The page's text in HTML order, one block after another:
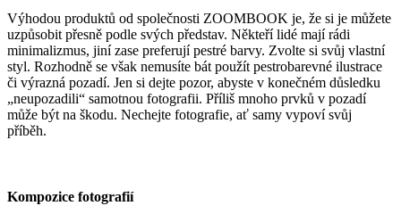
Výhodou produktů od společnosti ZOOMBOOK je, že si je můžete
uzpůsobit přesně podle svých představ. Někteří lidé mají rádi
minimalizmus, jiní zase preferují pestré barvy. Zvolte si svůj vlastní
styl. Rozhodně se však nemusíte bát použít pestrobarevné ilustrace
či výrazná pozadí. Jen si dejte pozor, abyste v konečném důsledku
„neupozadili“ samotnou fotografii. Příliš mnoho prvků v pozadí
může být na škodu. Nechejte fotografie, ať samy vypoví svůj
příběh.
Kompozice fotografií